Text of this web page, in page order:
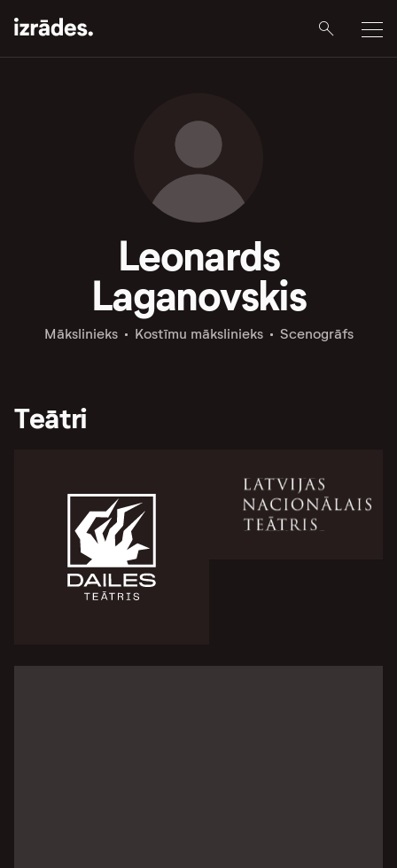
Leonards
Laganovskis
Mākslinieks Kostīmu mākslinieks Scenogrāfs
Teātri